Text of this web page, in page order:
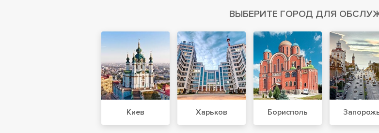
ВЫБЕРИТЕ ГОРОД ДЛЯ
Киев Харьков Борисполь